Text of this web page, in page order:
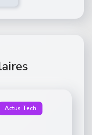
Actus Tech